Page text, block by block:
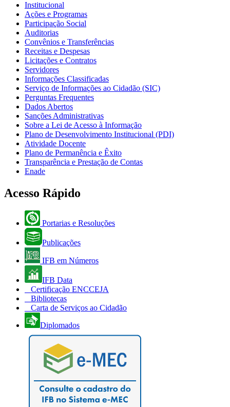
Institucional
Ações e Programas
Participação Social
Auditorias
Convênios e Transferências
Receitas e Despesas
Licitações e Contratos
Servidores
Informações Classificadas
Serviço de Informações ao Cidadão (SIC)
Perguntas Frequentes
Dados Abertos
Sanções Administrativas
Sobre a Lei de Acesso à Informação
Plano de Desenvolvimento Institucional (PDI)
Atividade Docente
Plano de Permanência e Êxito
Transparência e Prestação de Contas
Enade
Acesso Rápido
Portarias e Resoluções
Publicações
IFB em Números
IFB Data
Certificação ENCCEJA
Bibliotecas
Carta de Serviços ao Cidadão
Diplomados